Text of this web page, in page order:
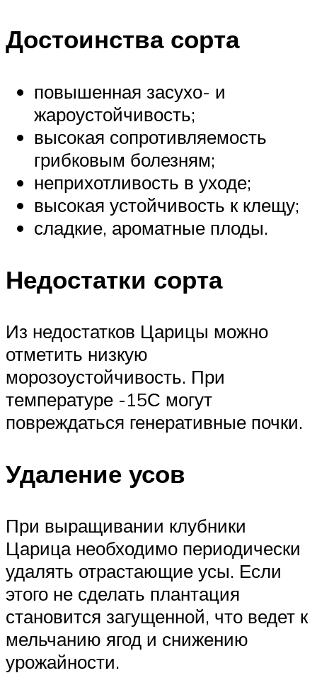
Достоинства сорта
повышенная засухо- и
жароустойчивость;
высокая сопротивляемость
грибковым болезням;
неприхотливость в уходе;
высокая устойчивость к клещу;
сладкие, ароматные плоды.
Недостатки сорта
Из недостатков Царицы можно
отметить низкую
морозоустойчивость. При
температуре -15С могут
повреждаться генеративные почки.
Удаление усов
При выращивании клубники
Царица необходимо периодически
удалять отрастающие усы. Если
этого не сделать плантация
становится загущенной, что ведет к
мельчанию ягод и снижению
урожайности.